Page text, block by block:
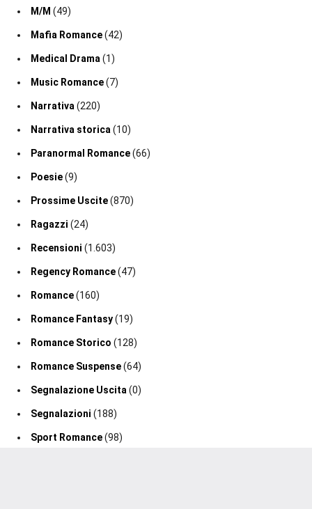
M/M (49)
Mafia Romance(42)
Medical Drama (1)
Music Romance(7)
Narrativa (220)
Narrativa storica (10)
Paranormal Romance(66)
Poesie(9)
Prossime Uscite(870)
Ragazzi (24)
Recensioni (1.603)
Regency Romance(47)
Romance(160)
Romance Fantasy(19)
Romance Storico (128)
Romance Suspense(64)
Segnalazione Uscita (0)
Segnalazioni (188)
Sport Romance(98)